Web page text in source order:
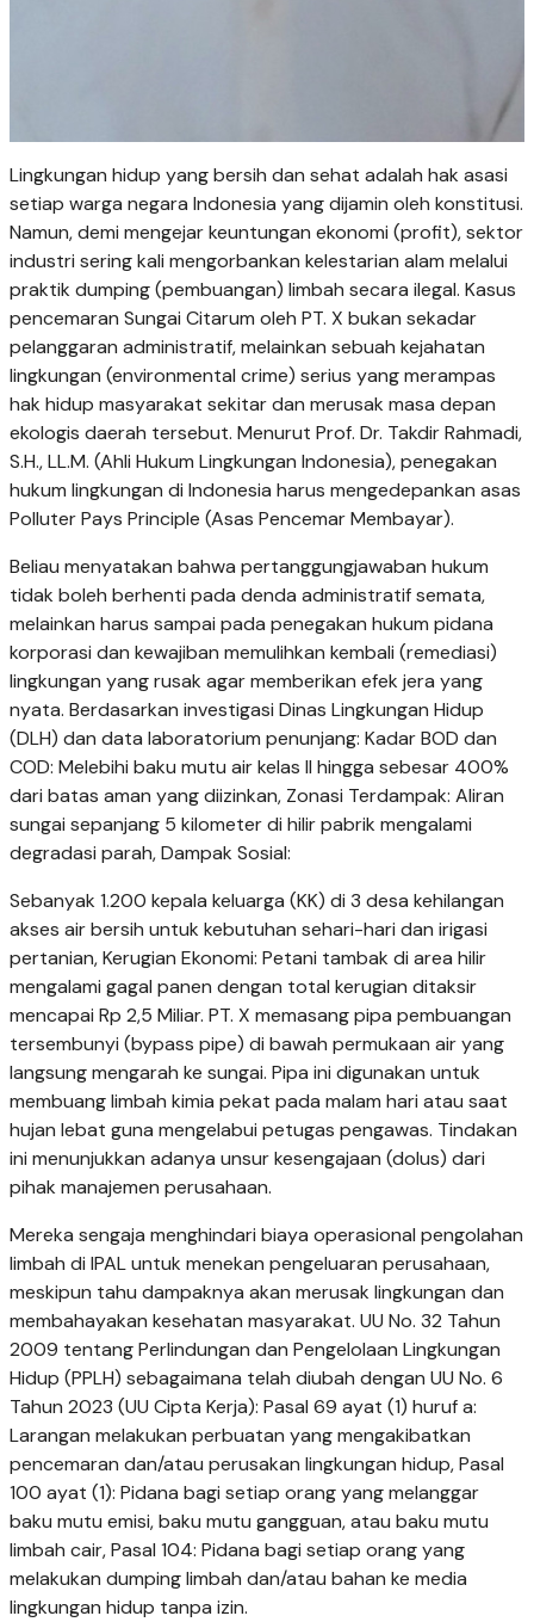
Lingkungan hidup yang bersih dan sehat adalah hak asasi
setiap warga negara Indonesia yang dijamin oleh konstitusi.
Namun, demi mengejar keuntungan ekonomi (profit), sektor
industri sering kali mengorbankan kelestarian alam melalui
praktik dumping (pembuangan) limbah secara ilegal. Kasus
pencemaran Sungai Citarum oleh PT. X bukan sekadar
pelanggaran administratif, melainkan sebuah kejahatan
lingkungan (environmental crime) serius yang merampas
hak hidup masyarakat sekitar dan merusak masa depan
ekologis daerah tersebut. Menurut Prof. Dr. Takdir Rahmadi,
S.H., LL.M. (Ahli Hukum Lingkungan Indonesia), penegakan
hukum lingkungan di Indonesia harus mengedepankan asas
Polluter Pays Principle (Asas Pencemar Membayar).
Beliau menyatakan bahwa pertanggungjawaban hukum
tidak boleh berhenti pada denda administratif semata,
melainkan harus sampai pada penegakan hukum pidana
korporasi dan kewajiban memulihkan kembali (remediasi)
lingkungan yang rusak agar memberikan efek jera yang
nyata. Berdasarkan investigasi Dinas Lingkungan Hidup
(DLH) dan data laboratorium penunjang: Kadar BOD dan
COD: Melebihi baku mutu air kelas II hingga sebesar 400%
dari batas aman yang diizinkan, Zonasi Terdampak: Aliran
sungai sepanjang 5 kilometer di hilir pabrik mengalami
degradasi parah, Dampak Sosial:
Sebanyak 1.200 kepala keluarga (KK) di 3 desa kehilangan
akses air bersih untuk kebutuhan sehari-hari dan irigasi
pertanian, Kerugian Ekonomi: Petani tambak di area hilir
mengalami gagal panen dengan total kerugian ditaksir
mencapai Rp 2,5 Miliar. PT. X memasang pipa pembuangan
tersembunyi (bypass pipe) di bawah permukaan air yang
langsung mengarah ke sungai. Pipa ini digunakan untuk
membuang limbah kimia pekat pada malam hari atau saat
hujan lebat guna mengelabui petugas pengawas. Tindakan
ini menunjukkan adanya unsur kesengajaan (dolus) dari
pihak manajemen perusahaan.
Mereka sengaja menghindari biaya operasional pengolahan
limbah di IPAL untuk menekan pengeluaran perusahaan,
meskipun tahu dampaknya akan merusak lingkungan dan
membahayakan kesehatan masyarakat. UU No. 32 Tahun
2009 tentang Perlindungan dan Pengelolaan Lingkungan
Hidup (PPLH) sebagaimana telah diubah dengan UU No. 6
Tahun 2023 (UU Cipta Kerja): Pasal 69 ayat (1) huruf a:
Larangan melakukan perbuatan yang mengakibatkan
pencemaran dan/atau perusakan lingkungan hidup, Pasal
100 ayat (1): Pidana bagi setiap orang yang melanggar
baku mutu emisi, baku mutu gangguan, atau baku mutu
limbah cair, Pasal 104: Pidana bagi setiap orang yang
melakukan dumping limbah dan/atau bahan ke media
lingkungan hidup tanpa izin.